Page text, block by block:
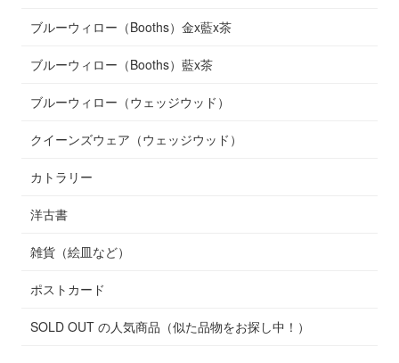
ブルーウィロー（Booths）金x藍x茶
ブルーウィロー（Booths）藍x茶
ブルーウィロー（ウェッジウッド）
クイーンズウェア（ウェッジウッド）
カトラリー
洋古書
雑貨（絵皿など）
ポストカード
SOLD OUT の人気商品（似た品物をお探し中！）